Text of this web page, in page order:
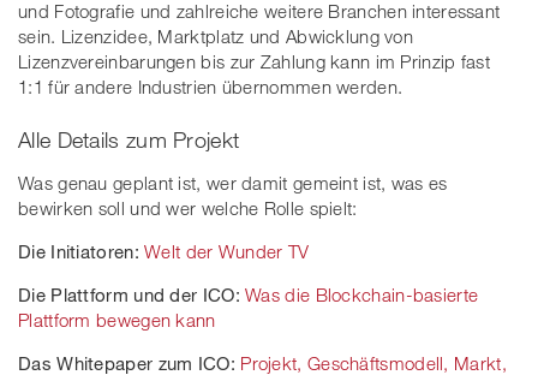
und Fotografie und zahlreiche weitere Branchen interessant
sein. Lizenzidee, Marktplatz und Abwicklung von
Lizenzvereinbarungen bis zur Zahlung kann im Prinzip fast
1:1 für andere Industrien übernommen werden.
Alle Details zum Projekt
Was genau geplant ist, wer damit gemeint ist, was es
bewirken soll und wer welche Rolle spielt:
Die Initiatoren: Welt der Wunder TV
Die Plattform und der ICO: Was die Blockchain-basierte
Plattform bewegen kann
Das Whitepaper zum ICO: Projekt, Geschäftsmodell, Markt,